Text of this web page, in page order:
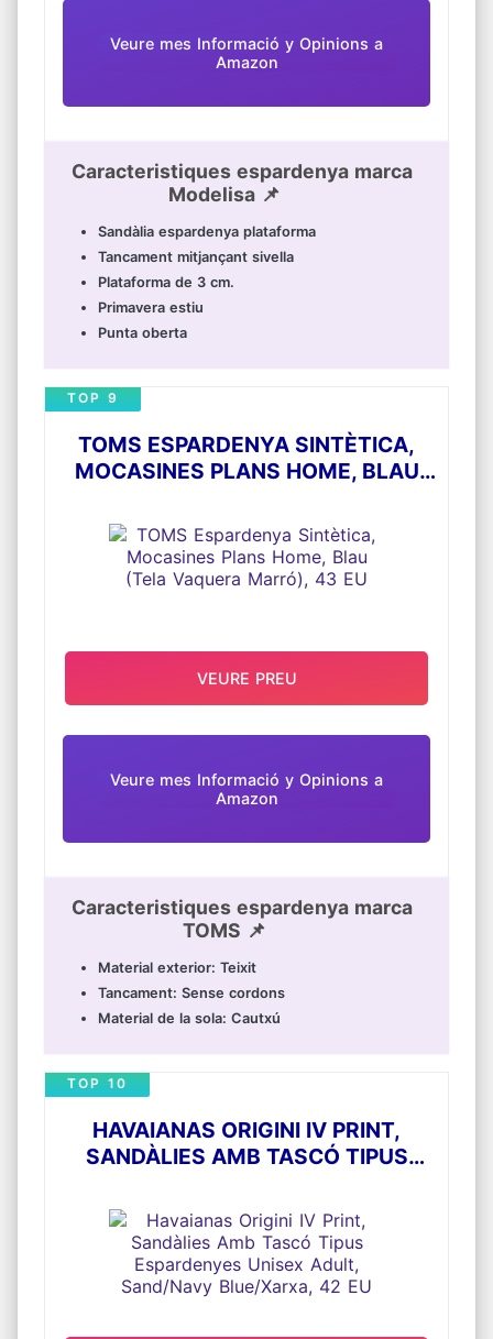
Veure mes Informació y Opinions a
Amazon
Caracteristiques espardenya marca
Modelisa 📌
Sandàlia espardenya plataforma
Tancament mitjançant sivella
Plataforma de 3 cm.
Primavera estiu
Punta oberta
TOMS ESPARDENYA SINTÈTICA,
MOCASINES PLANS HOME, BLAU
TOP 9
Veure mes Informació y Opinions a
Amazon
Caracteristiques espardenya marca
TOMS 📌
Material exterior: Teixit
Tancament: Sense cordons
Material de la sola: Cautxú
VEURE PREU
HAVAIANAS ORIGINI IV PRINT,
SANDÀLIES AMB TASCÓ TIPUS
SAND/NAVY BLUE/XARXA, 42 EU
TOP 10